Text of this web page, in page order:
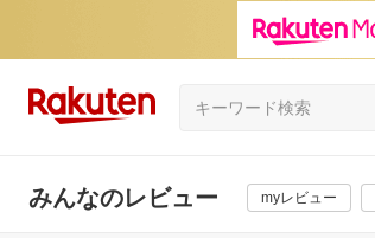
みんなのレビュー myレビュー